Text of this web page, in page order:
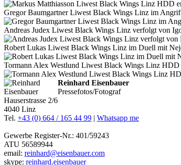
Gregor Baumgartner Liwest Black Wings Linz im
Andreas Judex Liwest Black Wings Linz verfolgt von
Robert Lukas Liwest Black Wings Linz im Duell mit
Tormann Alex Westlund Liwest Black Wings Linz
Reinhard Eisenbauer
Pressefotos/Fotograf
Hauserstrasse 2/6
4040 Linz
Tel. +43 (0) 664 / 165 44 99 | Whatsapp me
Gewerbe Register-Nr.: 401/59243
ATU 56589944
email: reinhard@eisenbauer.com
skype: reinhard.eisenbauer